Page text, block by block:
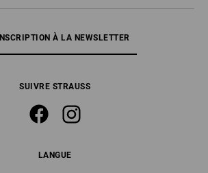
INSCRIPTION À LA NEWSLETTER
SUIVRE STRAUSS
LANGUE